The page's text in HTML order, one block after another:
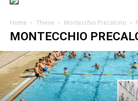
Home Thiene Montecchio Precalcino
MONTECCHIO